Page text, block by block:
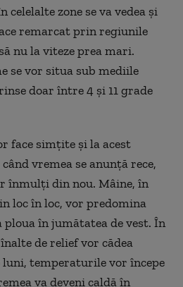
zone se va vedea şi
remarcat prin regiunile
nu la viteze prea mari.
se vor situa sub mediile
doar între 4 şi 11 grade
face simţite şi la acest
vremea se anunţă rece,
înmulţi din nou. Mâine, în
loc în loc, vor predomina
în jumătatea de vest. În
de relief vor cădea
temperaturile vor începe
va deveni caldă în